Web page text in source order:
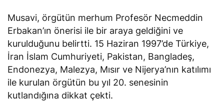
Musavi, örgütün merhum Profesör Necmeddin
Erbakan’ın önerisi ile bir araya geldiğini ve
kurulduğunu belirtti. 15 Haziran 1997’de Türkiye,
İran İslam Cumhuriyeti, Pakistan, Bangladeş,
Endonezya, Malezya, Mısır ve Nijerya’nın katılımı
ile kurulan örgütün bu yıl 20. senesinin
kutlandığına dikkat çekti.